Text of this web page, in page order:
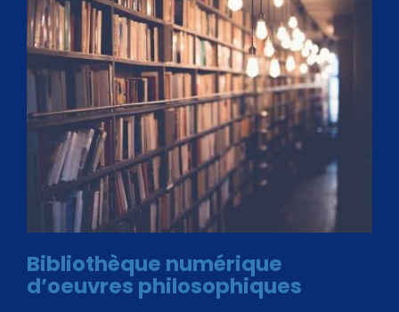
Bibliothèque numérique
d’oeuvres philosophiques